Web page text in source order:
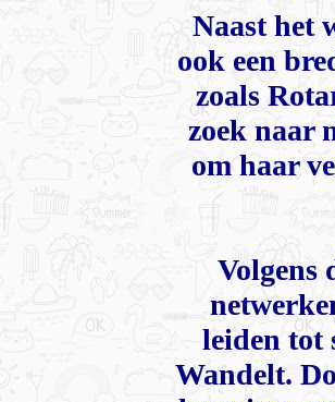
Naast het
ook een
zoals
zoek naar
om haar
Volgens
leiden tot
Wandelt.